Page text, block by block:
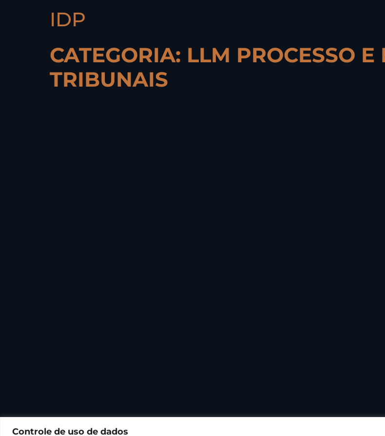
Controle de uso de dados
IDP
CATEGORIA: LLM PROCESSO E
TRIBUNAIS